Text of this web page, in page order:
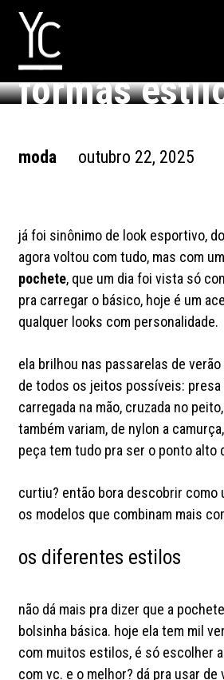
bolsa
formas
usar agora
moda outubro 22, 2025
já foi sinônimo de look esportivo,
agora voltou com tudo, mas com
pochete, que um dia foi vista só
pra carregar o básico, hoje é um
qualquer looks com personalidade.
ela brilhou nas passarelas de
de todos os jeitos possíveis: presa
carregada na mão, cruzada no
também variam, de nylon a
peça tem tudo pra ser o ponto alto
curtiu? então bora descobrir como
os modelos que combinam mais
os diferentes estilos
não dá mais pra dizer que a
bolsinha básica. hoje ela tem mil
com muitos estilos, é só escolher
com vc. e o melhor? dá pra usar